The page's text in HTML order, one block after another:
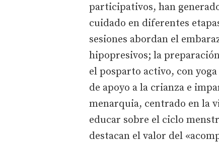
participativos, han
cuidado en diferentes
sesiones abordan el
hipopresivos; la
el posparto activo, con
de apoyo a la crianza e
menarquia, centrado en la
educar sobre el ciclo
destacan el valor del